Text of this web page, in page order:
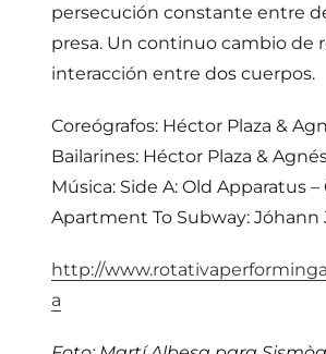
persecución constante entre
presa. Un continuo cambio de
interacción entre dos cuerpos.
Coreógrafos: Héctor Plaza &
Bailarines: Héctor Plaza &
Música: Side A: Old Apparatus –
Apartment To Subway: Jóhann
http://
a